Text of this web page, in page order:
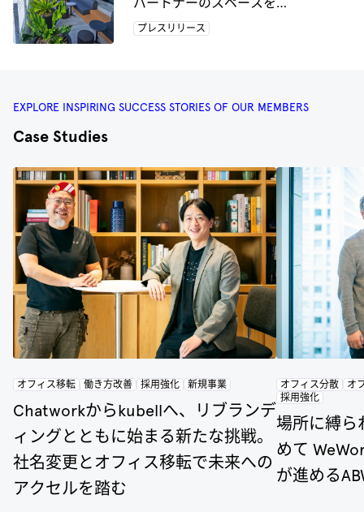
ワーキングスペースとして
プレスリリース
EXPLORE INSPIRING SUCCESS STORIES OF OUR MEMBERS
Case Studies
オフィス移転 働き方改善 採用強化 新規事業
Chatworkからkubellへ、リブランデ
ィングとともに始まる新たな挑戦。
社名変更とオフィス移転で未来への
アクセルを踏む
オフィス分散
オ
採用強化
場所に縛ら
めて
が進める